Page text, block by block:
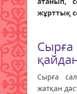
жұрттық
Сырға
жатқан